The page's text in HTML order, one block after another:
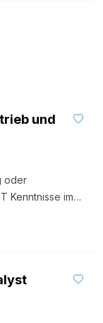
und
oder
Kenntnisse im
und
Flexible
Strukturierte
Arbeitsplatz im